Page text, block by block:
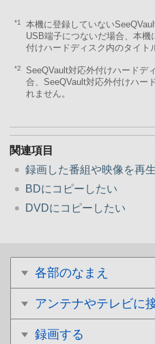
各部のなまえ
アンテナやテレビに
録画する
*1
本機に登録していない
USB端子につないだ場合、本
付けハードディスク内のタイト
*2
SeeQVault対応外付けハードデ
合、SeeQVault対応外付けハー
れません。
関連項目
録画した番組や映像を再
BDにコピーしたい
DVDにコピーしたい